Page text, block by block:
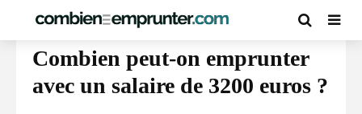
CALCUL CAPACITÉ D’EMPRUNT PAR SALAIRE
Combien peut-on emprunter
avec un salaire de 3200 euros ?